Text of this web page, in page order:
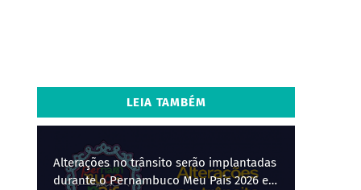
LEIA TAMBÉM
Alterações no trânsito serão implantadas
durante o Pernambuco Meu País 2026 em